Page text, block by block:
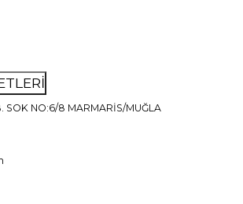
SOK NO:6/8 MARMARİS/MUĞLA